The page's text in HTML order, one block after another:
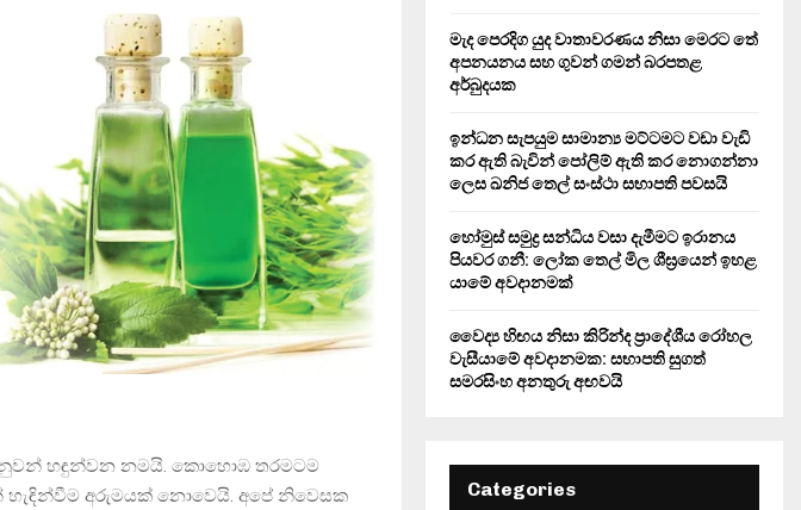
හඳුන්වන නමයි. කොහොඹ තරමටම
හැඳින්වීම අරුමයක් නොවෙයි. අපේ නිවෙසක
H
මැද පෙරදිග යුද වාතාවරණය නිසා මෙරට තේ
අපනයනය සහ ගුවන් ගමන් බරපතළ
අර්බුදයක
ඉන්ධන සැපයුම සාමාන්‍ය මට්ටමට වඩා වැඩි
කර ඇති බැවින් පෝලිම් ඇති කර නොගන්නා
ලෙස ඛනිජ තෙල් සංස්ථා සභාපති පවසයි
හෝමුස් සමුද්‍ර සන්ධිය වසා දැමීමට ඉරානය
පියවර ගනී: ලෝක තෙල් මිල ශීඝ්‍රයෙන් ඉහළ
යාමේ අවදානමක්
වෛද්‍ය හිඟය නිසා කිරින්ද ප්‍රාදේශීය රෝහල
වැසීයාමේ අවදානමක: සභාපති සුගත්
සමරසිංහ අනතුරු අඟවයි
Categories